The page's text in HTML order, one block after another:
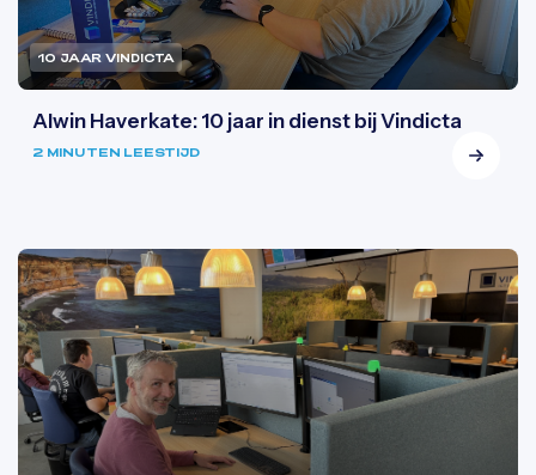
10 JAAR VINDICTA
Alwin Haverkate: 10 jaar in dienst bij Vindicta
2 MINUTEN LEESTIJD